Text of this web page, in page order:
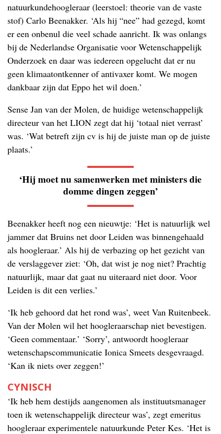
natuurkundehoogleraar (leerstoel: theorie van de vaste
stof) Carlo Beenakker. ‘Als hij “nee” had gezegd, komt
er een onbenul die veel schade aanricht. Ik was onlangs
bij de Nederlandse Organisatie voor Wetenschappelijk
Onderzoek en daar was iedereen opgelucht dat er nu
geen klimaatontkenner of antivaxer komt. We mogen
dankbaar zijn dat Eppo het wil doen.’
Sense Jan van der Molen, de huidige wetenschappelijk
directeur van het LION zegt dat hij ‘totaal niet verrast’
was. ‘Wat betreft zijn cv is hij de juiste man op de juiste
plaats.’
‘Hij moet nu samenwerken met ministers die
domme dingen zeggen’
Beenakker heeft nog een nieuwtje: ‘Het is natuurlijk wel
jammer dat Bruins net door Leiden was binnengehaald
als hoogleraar.’ Als hij de verbazing op het gezicht van
de verslaggever ziet: ‘Oh, dat wist je nog niet? Prachtig
natuurlijk, maar dat gaat nu uiteraard niet door. Voor
Leiden is dit een verlies.’
‘Ik heb gehoord dat het rond was’, weet Van Ruitenbeek.
Van der Molen wil het hoogleraarschap niet bevestigen.
‘Geen commentaar.’ ‘Sorry’, antwoordt hoogleraar
wetenschapscommunicatie Ionica Smeets desgevraagd.
‘Kan ik niets over zeggen!’
CYNISCH
‘Ik heb hem destijds aangenomen als instituutsmanager
toen ik wetenschappelijk directeur was’, zegt emeritus
hoogleraar experimentele natuurkunde Peter Kes. ‘Het is